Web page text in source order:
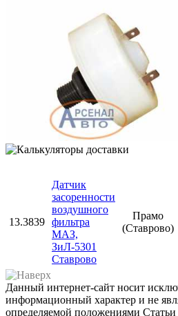
13.3839
Датчик
засоренности
воздушного
фильтра
МАЗ,
ЗиЛ-5301
Ставрово
Прамо
(Ставрово)
Данный интернет-сайт носит
информационный характер и не
определяемой положениями